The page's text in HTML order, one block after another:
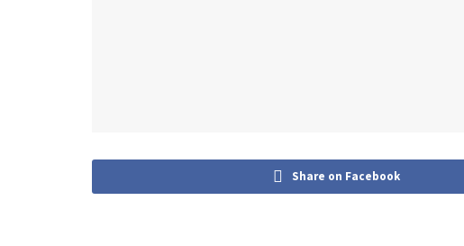
Share on Facebook